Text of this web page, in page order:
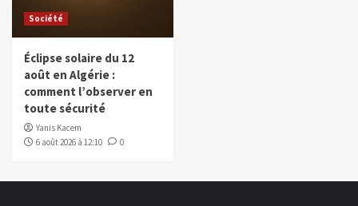
Société
Éclipse solaire du 12
août en Algérie :
comment l’observer en
toute sécurité
Yanis Kacem
6 août 2026 à 12:10
0